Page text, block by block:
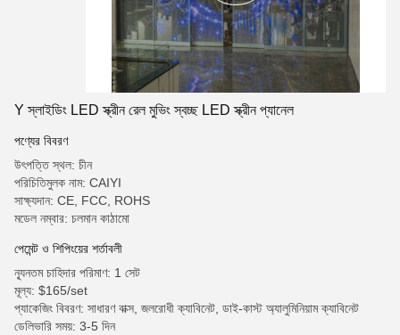
Y স্লাইডিং LED স্ক্রীন রেল মুভিং স্বচ্ছ LED স্ক্রীন প্যানেল
পণ্যের বিবরণ
উৎপত্তি স্থল: চীন
পরিচিতিমুলক নাম: CAIYI
সাক্ষ্যদান: CE, FCC, ROHS
মডেল নম্বার: চলমান কাঠামো
পেমেন্ট ও শিপিংয়ের শর্তাবলী
ন্যূনতম চাহিদার পরিমাণ: 1 সেট
মূল্য: $165/set
প্যাকেজিং বিবরণ: সাধারণ বাক্স, জলরোধী ক্যাবিনেট, ডাই-কাস্ট অ্যালুমিনিয়াম ক্যাবিনেট
ডেলিভারি সময়: 3-5 দিন